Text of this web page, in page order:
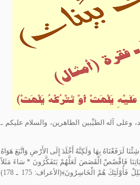
وعلى آله الطيِّبين الطاهرين، والسلام عليكم ـ
لَرَفَعْنَاهُ بِهَا وَلَكِنَّهُ أَخْلَدَ إِلَى الأَرْضِ وَاتَّبَعَ هَوَاهُ
فَاقْصُصْ الْقَصَصَ لَعَلَّهُمْ يَتَفَكَّرُونَ * سَاءَ مَثَلاً
الْقَوْمُ الَّذِينَ كَذَّبُوا بِآيَاتِنَا وَأَنفُسَهُمْ كَانُوا يَظْلِمُونَ * مَنْ يَهْدِ اللهُ فَهُوَ الْمُهْتَدِي وَمَنْ يُضْلِلْ فَأُوْلَئِكَ هُمْ الْخَاسِرُونَ﴾(الأعراف: 175 ـ 178)